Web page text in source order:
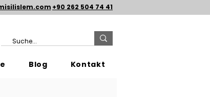
+90 262 504 74 41
Blog Kontakt